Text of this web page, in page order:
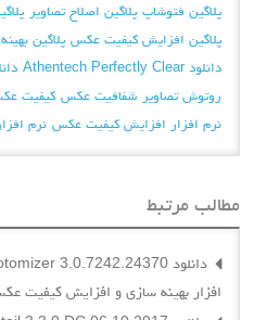
پلاگين فتوشاپ پلاگین اصلاح تصاویر
پلاگین افزایش کیفیت عکس پلاگین
دانلود Athentech Perfectly Clear
روتوش تصاوير شفافیت عکس کیفیت
نرم افزار افزایش کیفیت عکس نرم
مطالب مرتبط
افزار بهینه سازی و افزایش کیفیت